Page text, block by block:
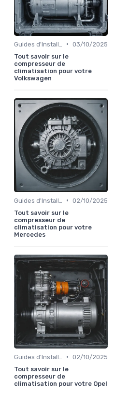
• 03/10/2025
Tout savoir sur le
compresseur de
climatisation pour votre
Volkswagen
• 02/10/2025
Tout savoir sur le
compresseur de
climatisation pour votre
Mercedes
• 02/10/2025
Tout savoir sur le
compresseur de
climatisation pour votre Opel